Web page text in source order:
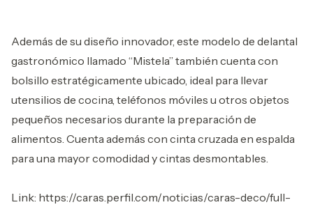
Además de su diseño innovador, este modelo de delantal
gastronómico llamado “Mistela” también cuenta con
bolsillo estratégicamente ubicado, ideal para llevar
utensilios de cocina, teléfonos móviles u otros objetos
pequeños necesarios durante la preparación de
alimentos. Cuenta además con cinta cruzada en espalda
para una mayor comodidad y cintas desmontables.
Link: https://caras.perfil.com/noticias/caras-deco/full-